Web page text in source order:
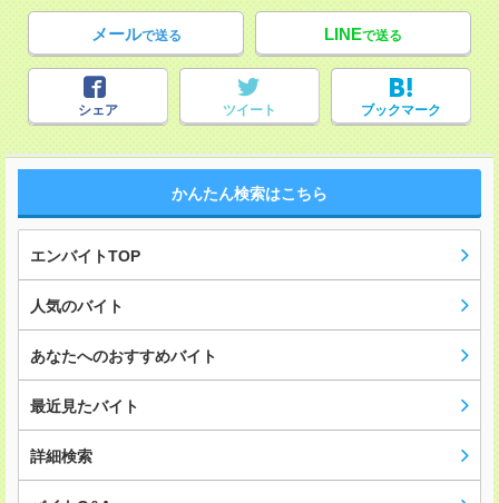
メールで送る LINEで送る
シェア ツイート ブックマーク
かんたん検索はこちら
エンバイトTOP
人気のバイト
あなたへのおすすめバイト
最近見たバイト
詳細検索